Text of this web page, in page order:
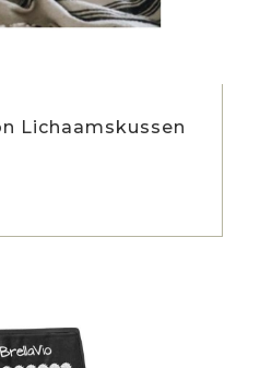
Lichaamskussen